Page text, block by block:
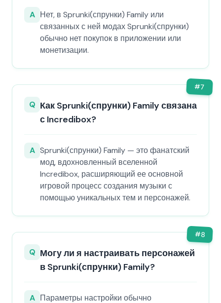
A Нет, в Sprunki(спрунки) Family или
связанных с ней модах Sprunki(спрунки)
обычно нет покупок в приложении или
монетизации.
#7
Q Как Sprunki(спрунки) Family связана
с Incredibox?
A Sprunki(спрунки) Family — это фанатский
мод, вдохновленный вселенной
Incredibox, расширяющий ее основной
игровой процесс создания музыки с
помощью уникальных тем и персонажей.
#8
Q Могу ли я настраивать персонажей
в Sprunki(спрунки) Family?
A Параметры настройки обычно